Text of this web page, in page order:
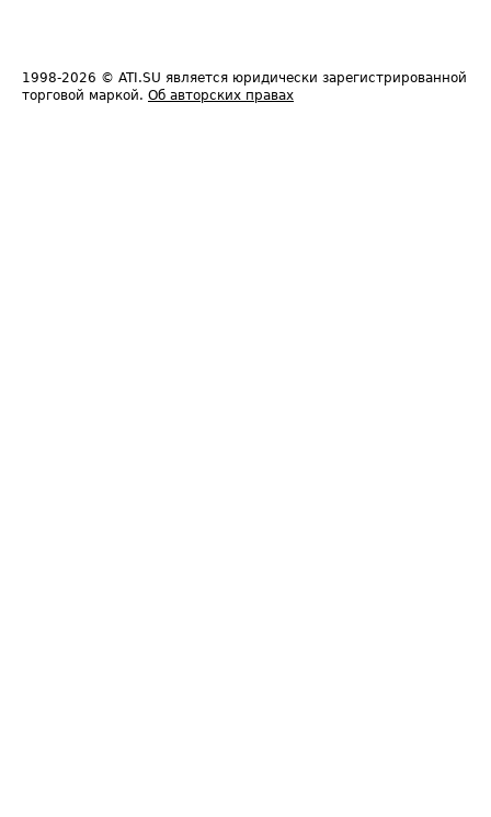
1998-2026 © ATI.SU является юридически зарегистрированной
торговой маркой. Об авторских правах